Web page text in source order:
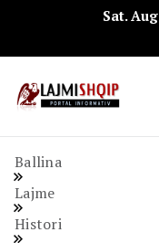
Sat.
Ballina
Lajme
Histori